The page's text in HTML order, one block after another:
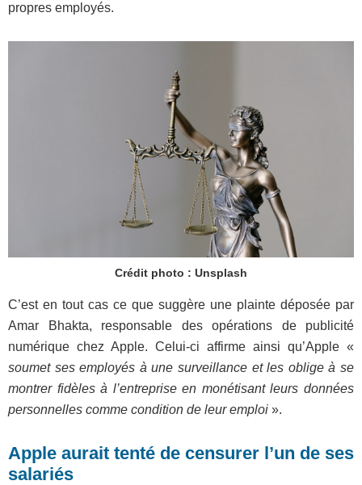
propres employés.
Crédit photo : Unsplash
C’est en tout cas ce que suggère une plainte déposée par
Amar Bhakta, responsable des opérations de publicité
numérique chez Apple. Celui-ci affirme ainsi qu’Apple «
soumet ses employés à une surveillance et les oblige à se
montrer fidèles à l’entreprise en monétisant leurs données
personnelles comme condition de leur emploi ».
Apple aurait tenté de censurer l’un de ses
salariés